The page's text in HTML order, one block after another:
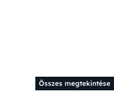
Összes megtekintése